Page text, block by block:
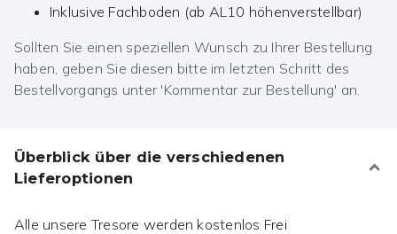
Inklusive Fachboden (ab AL10 höhenverstellbar)
Sollten Sie einen speziellen Wunsch zu Ihrer Bestellung
haben, geben Sie diesen bitte im letzten Schritt des
Bestellvorgangs unter 'Kommentar zur Bestellung' an.
Überblick über die verschiedenen
Lieferoptionen
Alle unsere Tresore werden kostenlos Frei